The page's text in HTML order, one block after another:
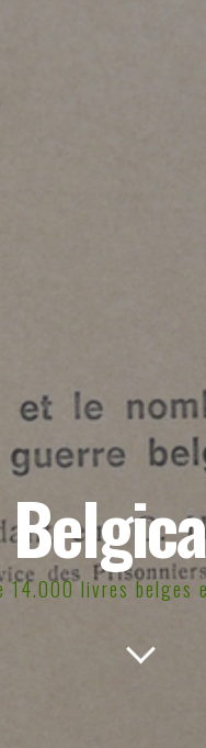
14.000 livres belges